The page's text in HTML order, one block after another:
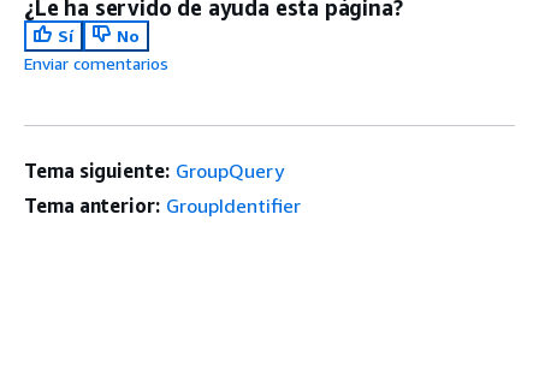
¿Le ha servido de ayuda esta página?
Sí
No
Enviar comentarios
Tema siguiente: GroupQuery
Tema anterior: GroupIdentifier